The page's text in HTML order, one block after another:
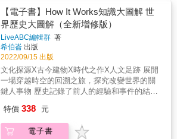
史。讓人非常享受。 ──《二十種語言，另眼看
世界》作者 賈斯頓・多倫 &
伊木馬」，屢屢不被信任？劇院觀眾的現場騷
動，竟能引爆社會動盪與政治派系的爭嚷與苦
鬥？革命時期人頭滿地的首都巴黎，在路面血
痕打理清洗之後，一夕化為煥然一新的現代清
潔樣貌？ 柯爾本持續關注日常生活結構中銘刻
每一樁事件的所有標記，不讓自身被既定的印
象與認知所阻。於是，本世紀的祕密將不得不
在「時間、欲望與恐懼」的十字路口密切交
會。他提倡對於「已逝情感與感官覺察」的追
尋，不斷雕鑄一套嚴謹緻密的論述分析，費心
打造出一部再現史（histoire des
分缺點，讓我們必須將自身的歷史放在世界史
的脈絡下來看待，進而強調人類相互依賴、互
動合作以及共同的命運，藉以跳脫狹隘的民族
主義意識形態，培養作為世界公民的眼界。 &
《行旅者的世界史》精選了蔣竹山博覽群書的
心得與導讀，主題從城市、海洋、貿易、生
活、醫療、戰爭，談到人類的過去與未來。透
過作者平易近人的文字與鞭辟入裡的評析，不
僅為讀者勾勒出當代史學研究的發展輪廓，更
能觀察台灣近年來人文歷史類書籍的出版趨
【電子書】How It Works知識大圖解 世
界歷史大圖解（全新增修版）
LiveABC編輯群 著
希伯崙 出版
2022/09/15 出版
文化探源X古今建物X時代之作X人文足跡 展開
一場穿越時空的回溯之旅，探究改變世界的關
鍵人事物 歷史記錄了前人的經驗和事件的結
據，以免犯下相同的錯誤。正因如此，人類的
智慧才得以積累。 然而，欲逐一瞭解數千年之
久的歷史談何容易？為此，《How It Works知
特價 338 元
電子書